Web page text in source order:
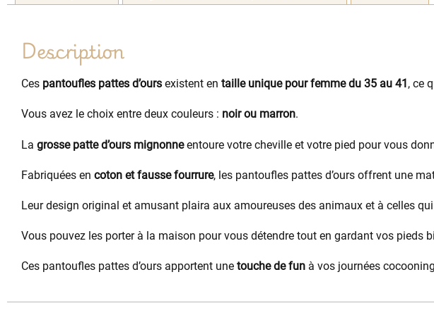
Description
Ces pantoufles pattes d’ours existent en taille unique pour femme du 35 au 41 , ce
Vous avez le choix entre deux couleurs : noir ou marron.
La grosse patte d’ours mignonneentoure votre cheville et votre pied pour vous
Fabriquées en coton et fausse fourrure, les pantoufles pattes d’ours offrent une
Leur design original et amusant plaira aux amoureuses des animaux et à celles
Vous pouvez les porter à la maison pour vous détendre tout en gardant vos pieds
Ces pantoufles pattes d’ours apportent une touche de fun à vos journées